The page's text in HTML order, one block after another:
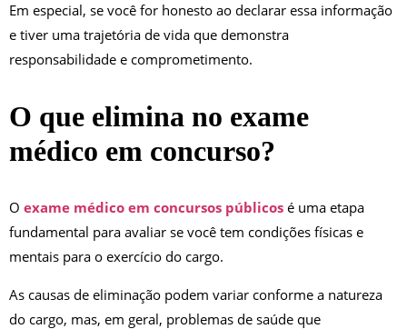
Em especial, se você for honesto ao declarar essa informação
e tiver uma trajetória de vida que demonstra
responsabilidade e comprometimento.
O que elimina no exame
médico em concurso?
O exame médico em concursos públicos é uma etapa
fundamental para avaliar se você tem condições físicas e
mentais para o exercício do cargo.
As causas de eliminação podem variar conforme a natureza
do cargo, mas, em geral, problemas de saúde que